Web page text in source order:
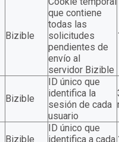
Bizible
que contiene
todas las
solicitudes
pendientes de
envío al
servidor Bizible
Bizible
ID único que
identifica la
sesión de cada
usuario
Bizible
ID único que
identifica a cada